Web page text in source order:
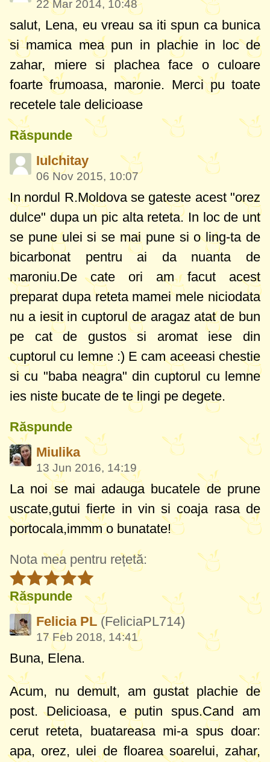
22 Mar 2014, 10:48
salut, Lena, eu vreau sa iti spun ca bunica
si mamica mea pun in plachie in loc de
zahar, miere si plachea face o culoare
foarte frumoasa, maronie. Merci pu toate
recetele tale delicioase
Răspunde
Iulchitay
06 Nov 2015, 10:07
In nordul R.Moldova se gateste acest "orez
dulce" dupa un pic alta reteta. In loc de unt
se pune ulei si se mai pune si o ling-ta de
bicarbonat pentru ai da nuanta de
maroniu.De cate ori am facut acest
preparat dupa reteta mamei mele niciodata
nu a iesit in cuptorul de aragaz atat de bun
pe cat de gustos si aromat iese din
cuptorul cu lemne :) E cam aceeasi chestie
si cu "baba neagra" din cuptorul cu lemne
ies niste bucate de te lingi pe degete.
Răspunde
Miulika
13 Jun 2016, 14:19
La noi se mai adauga bucatele de prune
uscate,gutui fierte in vin si coaja rasa de
portocala,immm o bunatate!
Nota mea pentru rețetă:
Răspunde
Felicia PL (FeliciaPL714)
17 Feb 2018, 14:41
Buna, Elena.
Acum, nu demult, am gustat plachie de
post. Delicioasa, e putin spus.Cand am
cerut reteta, buatareasa mi-a spus doar:
apa, orez, ulei de floarea soarelui, zahar,